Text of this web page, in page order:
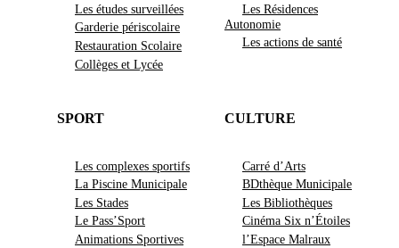
Les études surveillées
Garderie périscolaire
Restauration Scolaire
Collèges et Lycée
Les Résidences
Autonomie
Les actions de santé
SPORT
Les complexes sportifs
La Piscine Municipale
Les Stades
Le Pass’Sport
Animations Sportives
CULTURE
Carré d’Arts
BDthèque Municipale
Les Bibliothèques
Cinéma Six n’Étoiles
l’Espace Malraux